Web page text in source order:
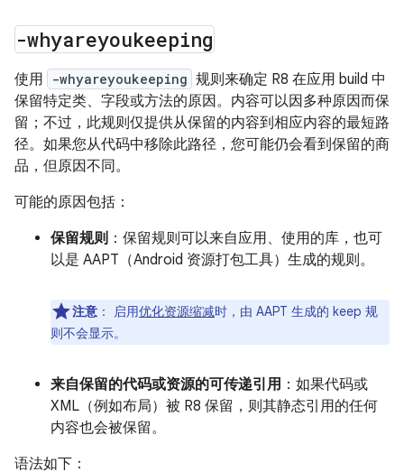
-whyareyoukeeping
使用 -whyareyoukeeping 规则来确定 R8 在应用 build 中
保留特定类、字段或方法的原因。内容可以因多种原因而保
留；不过，此规则仅提供从保留的内容到相应内容的最短路
径。如果您从代码中移除此路径，您可能仍会看到保留的商
品，但原因不同。
可能的原因包括：
保留规则 ：保留规则可以来自应用、使用的库，也可
以是 AAPT（Android 资源打包工具）生成的规则。
注意 ： 启用优化资源缩减时，由 AAPT 生成的 keep 规
则不会显示。
来自保留的代码或资源的可传递引用 ：如果代码或
XML（例如布局）被 R8 保留，则其静态引用的任何
内容也会被保留。
语法如下：